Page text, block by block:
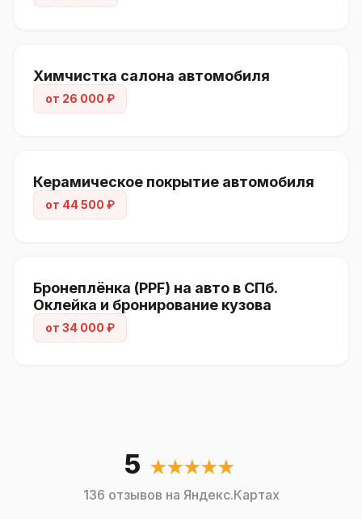
Химчистка салона автомобиля
от 26 000 ₽
Керамическое покрытие автомобиля
от 44 500 ₽
Бронеплёнка (PPF) на авто в СПб.
Оклейка и бронирование кузова
от 34 000 ₽
5 ★★★★★
136 отзывов на Яндекс.Картах